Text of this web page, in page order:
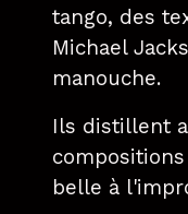
tango, des
Michael
manouche.
Ils distillent
belle à